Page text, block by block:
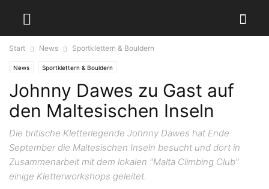
Start News Sportklettern & Bouldern
News Sportklettern & Bouldern
Johnny Dawes zu Gast auf
den Maltesischen Inseln
Die britische Kletterlegende Johnny Dawes hat Ende
September die Maltesischen Inseln besucht und dort in
Zusammenarbeit mit dem lokalen "Malta Climbing Club"
einige Kletterworkshops geleitet.